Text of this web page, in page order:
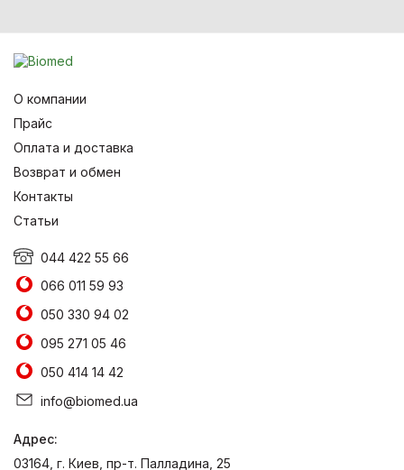
О компании
Прайс
Оплата и доставка
Возврат и обмен
Контакты
Статьи
044 422 55 66
066 011 59 93
050 330 94 02
095 271 05 46
050 414 14 42
info@biomed.ua
Адрес:
03164, г. Киев, пр-т. Палладина, 25